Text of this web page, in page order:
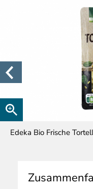
Edeka Bio Frische